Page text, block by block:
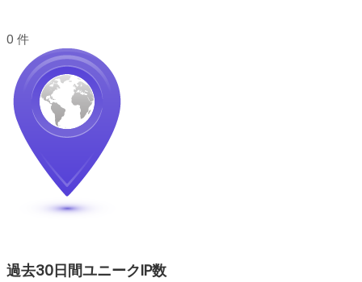
0 件
過去30日間ユニークIP数